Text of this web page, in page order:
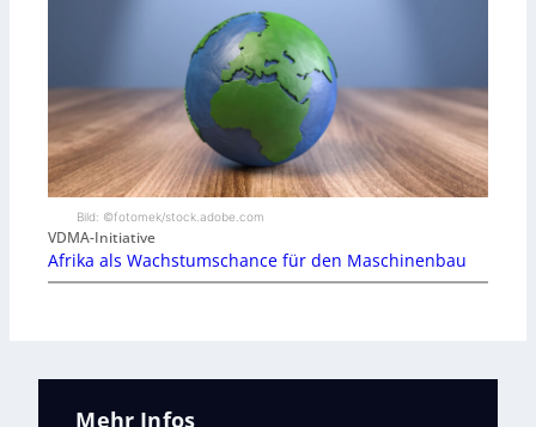
Bild: ©fotomek/stock.adobe.com
VDMA-Initiative
Afrika als Wachstumschance für den Maschinenbau
Mehr Infos